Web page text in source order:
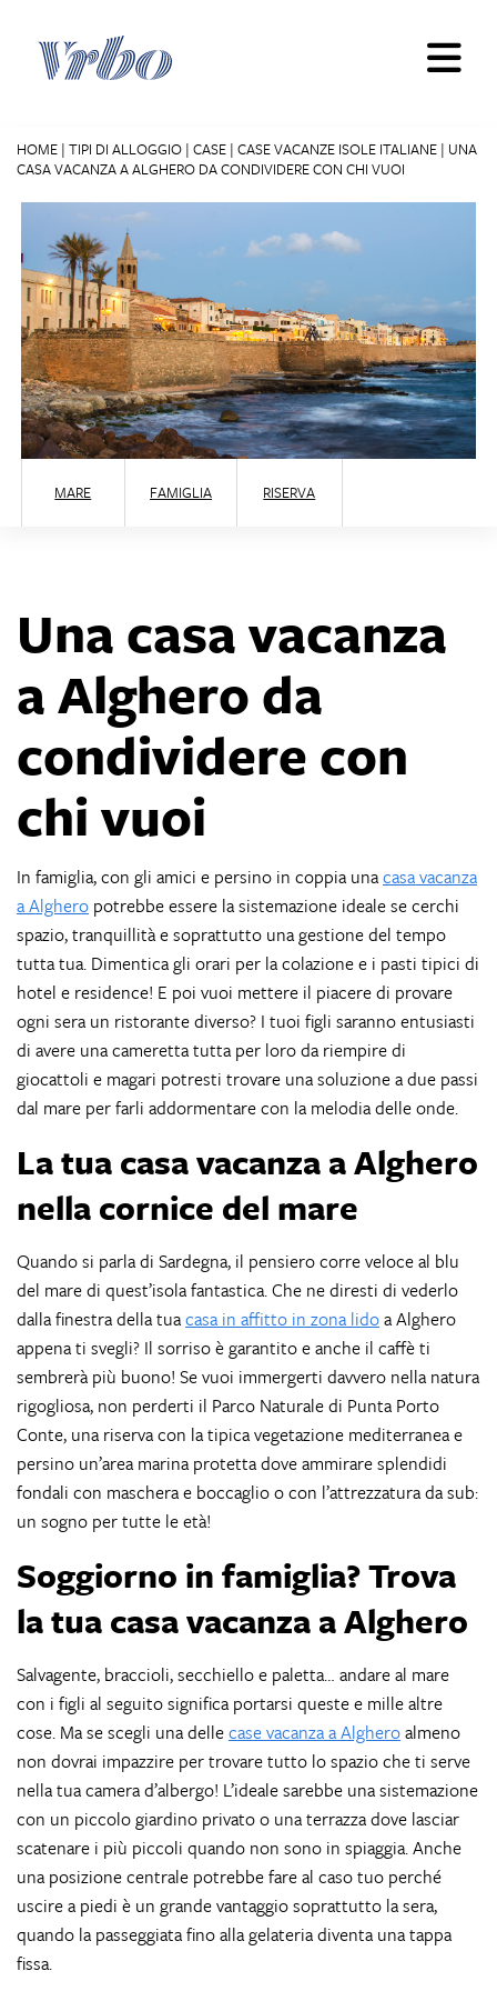
HOME | TIPI DI ALLOGGIO | CASE | CASE VACANZE ISOLE ITALIANE | UNA
CASA VACANZA A ALGHERO DA CONDIVIDERE CON CHI VUOI
MARE FAMIGLIA RISERVA
Una casa vacanza
a Alghero da
condividere con
chi vuoi
In famiglia, con gli amici e persino in coppia unacasa vacanza
a Alghero potrebbe essere la sistemazione ideale se cerchi
spazio, tranquillità e soprattutto una gestione del tempo
tutta tua. Dimentica gli orari per la colazione e i pasti tipici di
hotel e residence! E poi vuoi mettere il piacere di provare
ogni sera un ristorante diverso? I tuoi figli saranno entusiasti
di avere una cameretta tutta per loro da riempire di
giocattoli e magari potresti trovare una soluzione a due passi
dal mare per farli addormentare con la melodia delle onde.
La tua casa vacanza a Alghero
nella cornice del mare
Quando si parla di Sardegna, il pensiero corre veloce al blu
del mare di quest’isola fantastica. Che ne diresti di vederlo
dalla finestra della tuacasa in affitto in zona lidoa Alghero
appena ti svegli? Il sorriso è garantito e anche il caffè ti
sembrerà più buono! Se vuoi immergerti davvero nella natura
rigogliosa, non perderti il Parco Naturale di Punta Porto
Conte, una riserva con la tipica vegetazione mediterranea e
persino un’area marina protetta dove ammirare splendidi
fondali con maschera e boccaglio o con l’attrezzatura da sub:
un sogno per tutte le età!
Soggiorno infamiglia? Trova
la tua casa vacanza a Alghero
Salvagente, braccioli, secchiello e paletta… andare al mare
con i figli al seguito significa portarsi queste e mille altre
cose. Ma se scegli una dellecase vacanza a Algheroalmeno
non dovrai impazzire per trovare tutto lo spazio che ti serve
nella tua camera d’albergo! L’ideale sarebbe una sistemazione
con un piccolo giardino privato o una terrazza dove lasciar
scatenare i più piccoli quando non sono in spiaggia. Anche
una posizione centrale potrebbe fare al caso tuo perché
uscire a piedi è un grande vantaggio soprattutto la sera,
quando la passeggiata fino alla gelateria diventa una tappa
fissa.